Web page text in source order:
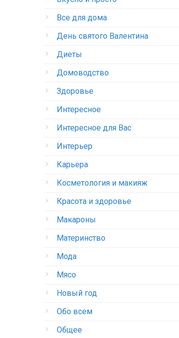
Все для дома
День святого Валентина
Диеты
Домоводство
Здоровье
Интересное
Интересное для Вас
Интерьер
Карьера
Косметология и макияж
Красота и здоровье
Макароны
Материнство
Мода
Мясо
Новый год
Обо всем
Общее